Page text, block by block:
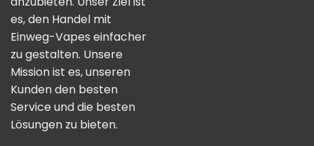
es, den Handel mit
Einweg-Vapes einfacher
zu gestalten. Unsere
Mission ist es, unseren
Kunden den besten
Service und die besten
Lösungen zu bieten.